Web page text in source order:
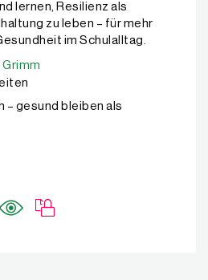
lernen, Resilienz als
zu leben – für mehr
im Schulalltag.
Grimm
Grimm
– gesund bleiben als